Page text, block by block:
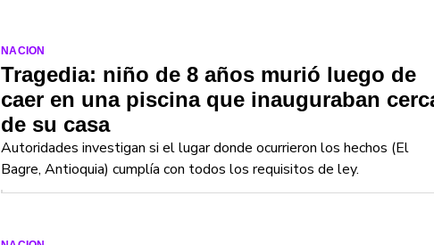
NACION
Tragedia: niño de 8 años murió luego de
caer en una piscina que inauguraban
de su casa
Autoridades investigan si el lugar donde ocurrieron los hechos (El
Bagre, Antioquia) cumplía con todos los requisitos de ley.